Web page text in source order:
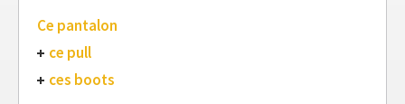
Ce pantalon
ce pull
ces boots